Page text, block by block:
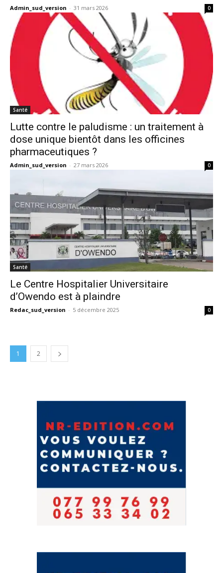
Admin_sud_version - 31 mars 2026 0
Santé
Lutte contre le paludisme : un traitement à
dose unique bientôt dans les officines
pharmaceutiques ?
Admin_sud_version - 27 mars 2026 0
Santé
Le Centre Hospitalier Universitaire
d’Owendo est à plaindre
Redac_sud_version - 5 décembre 2025 0
1 2